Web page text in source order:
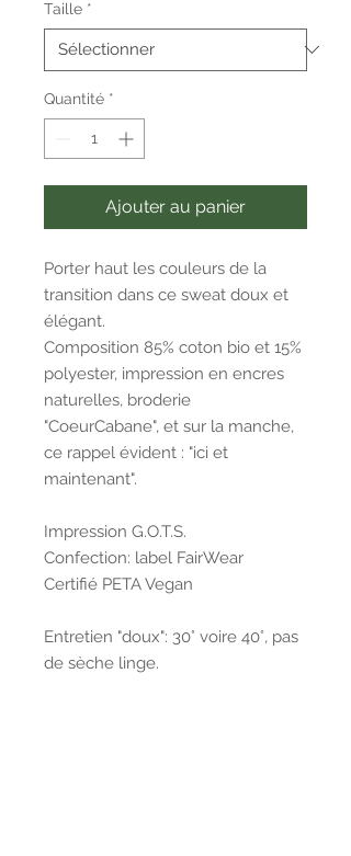
Taille *
Quantité *
Ajouter au panier
Porter haut les couleurs de la
transition dans ce sweat doux et
élégant.
Composition 85% coton bio et 15%
polyester, impression en encres
naturelles, broderie
"CoeurCabane", et sur la manche,
ce rappel évident : "ici et
maintenant".
Impression G.O.T.S.
Confection: label FairWear
Certifié PETA Vegan
Entretien "doux": 30° voire 40°, pas
de sèche linge.